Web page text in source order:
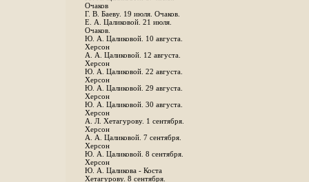
Очаков
Г. В. Баеву. 19 июля. Очаков.
Е. А. Цаликовой. 21 июля.
Очаков.
Ю. А. Цаликовой. 10 августа.
Херсон
А. А. Цаликовой. 12 августа.
Херсон
Ю. А. Цаликовой. 22 августа.
Херсон
Ю. А. Цаликовой. 29 августа.
Херсон
Ю. А. Цаликовой. 30 августа.
Херсон
А. Л. Хетагурову. 1 сентября.
Херсон
А. А. Цаликовой. 7 сентября.
Херсон
Ю. А. Цаликовой. 8 сентября.
Херсон
Ю. А. Цаликова - Коста
Хетагурову. 8 сентября.